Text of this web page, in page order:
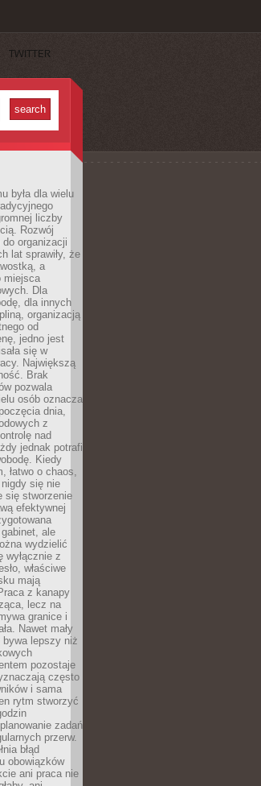
TWITTER
była dla wielu
liczby
Rozwój
organizacji
lat sprawiły, że
a
miejsca
Dla
dla innych
organizacją
od
jedno jest
się w
Największą
Brak
pozwala
osób oznacza
dnia,
z
nad
jednak potrafi
Kiedy
łatwo o chaos,
się nie
się stworzenie
efektywnej
ale
wydzielić
wyłącznie z
właściwe
mają
z kanapy
lecz na
granice i
Nawet mały
bywa lepszy niż
pozostaje
często
i sama
rytm stworzyć
zadań
przerw.
błąd
obowiązków
ani praca nie